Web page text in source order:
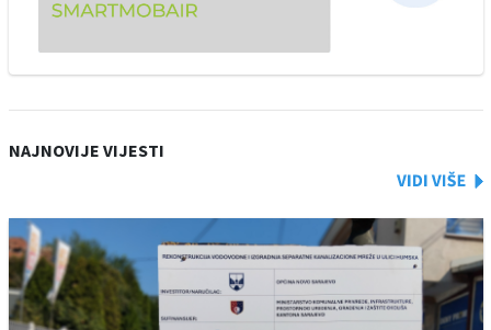
NAJNOVIJE VIJESTI